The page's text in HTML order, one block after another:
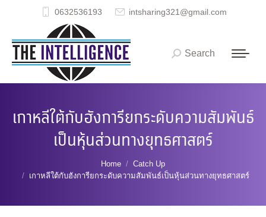
0632536193 intsharing321@gmail.com
Search:
Search
เกาหลีใต้กับฮังการียกระดับความสัมพันธ์
เป็นหุ้นส่วนทางยุทธศาสตร์
Home
Catch Up
เกาหลีใต้กับฮังการียกระดับความสัมพันธ์เป็นหุ้นส่วนทางยุทธศาสตร์